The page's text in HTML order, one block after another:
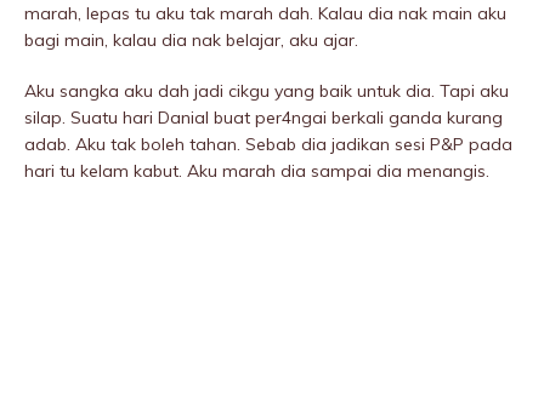
marah, lepas tu aku tak marah dah. Kalau dia nak main aku
bagi main, kalau dia nak belajar, aku ajar.
Aku sangka aku dah jadi cikgu yang baik untuk dia. Tapi aku
silap. Suatu hari Danial buat per4ngai berkali ganda kurang
adab. Aku tak boleh tahan. Sebab dia jadikan sesi P&P pada
hari tu kelam kabut. Aku marah dia sampai dia menangis.